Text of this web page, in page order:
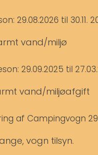
29.08.2026 til 30.11.
vand/miljø
29.09.2025 til
vand/miljøafgift
af Campingvogn
vogn tilsyn.